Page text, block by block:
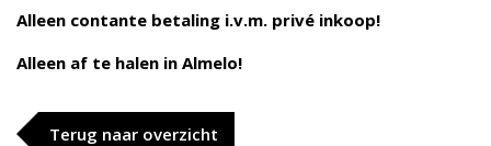
Alleen contante betaling i.v.m. privé inkoop!
Alleen af te halen in Almelo!
Terug naar overzicht